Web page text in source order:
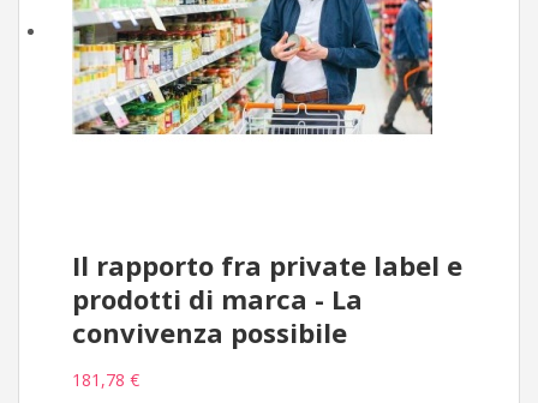
Il rapporto fra private label e
prodotti di marca - La
convivenza possibile
181,78 €